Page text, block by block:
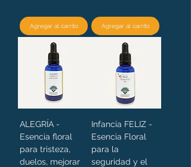
Agregar al carrito Agregar al carrito
ALEGRÍA -
Esencia floral
para tristeza,
duelos, mejorar
Infancia FELIZ -
Esencia Floral
para la
seguridad y el